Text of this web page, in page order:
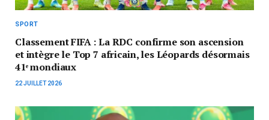
SPORT
Classement FIFA : La RDC confirme son ascension
et intègre le Top 7 africain, les Léopards désormais
41ᵉ mondiaux
22 JUILLET 2026